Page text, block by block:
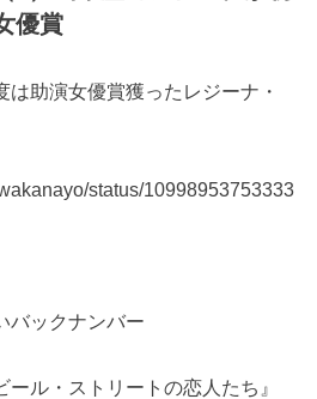
優賞
助演女優賞獲ったレジーナ・
status/10998953753333
バックナンバー
ル・ストリートの恋人たち』